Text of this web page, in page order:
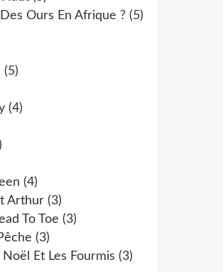
Ours En Afrique ? (5)
(5)
(4)
(4)
Arthur (3)
To Toe (3)
(3)
Et Les Fourmis (3)